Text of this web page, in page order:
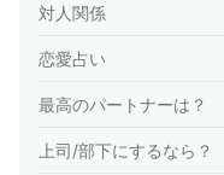
対人関係
恋愛占い
最高のパートナーは？
上司/部下にするなら？